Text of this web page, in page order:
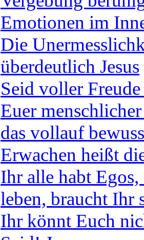
Emotionen im
Die
überdeutlich Jesus
Seid voller
Euer
das vollauf
Erwachen heißt
Ihr alle habt
leben, braucht Ihr
Ihr könnt Euch